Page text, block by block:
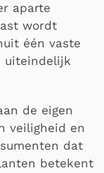
aparte
wordt
één vaste
uiteindelijk
de eigen
veiligheid en
dat
betekent